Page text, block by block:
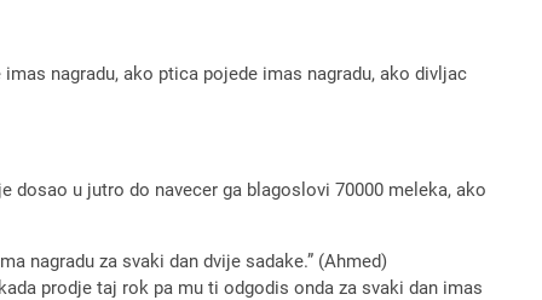
nagradu, ako ptica pojede imas nagradu, ako divljac
dosao u jutro do navecer ga blagoslovi 70000 meleka, ako
nagradu za svaki dan dvije sadake.” (Ahmed)
prodje taj rok pa mu ti odgodis onda za svaki dan imas